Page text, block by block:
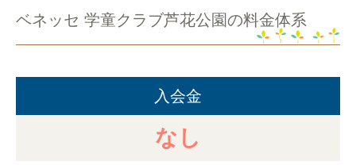
ベネッセ 学童クラブ芦花公園の料金体系
入会金
なし